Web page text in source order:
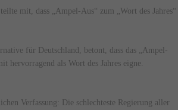
mit, dass „Ampel-Aus“ zum „Wort des Jahres“
für Deutschland, betont, dass das „Ampel-
hervorragend als Wort des Jahres eigne.
Verfassung: Die schlechteste Regierung aller